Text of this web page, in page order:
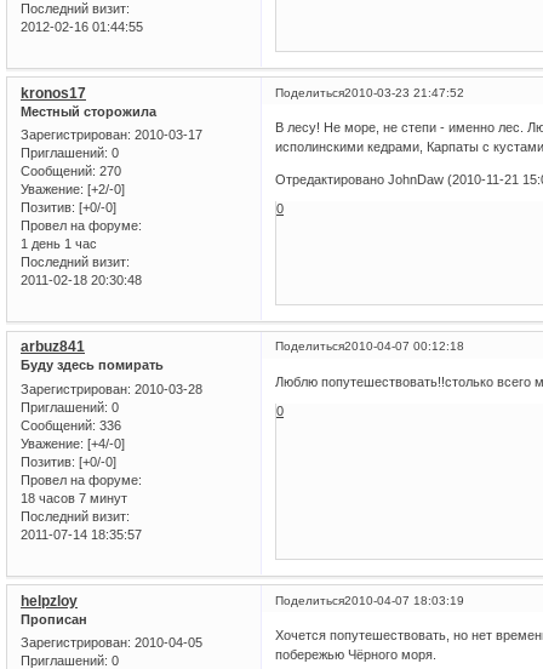
Последний визит:
2012-02-16 01:44:55
Поделиться2010-03-23 21:47:52
kronos17
Местный сторожила
Зарегистрирован: 2010-03-17
Приглашений: 0
Сообщений: 270
Уважение: [+2/-0]
Позитив: [+0/-0]
Провел на форуме:
1 день 1 час
Последний визит:
2011-02-18 20:30:48
В лесу! Не море, не степи - именно лес.
исполинскими кедрами, Карпаты с
Отредактировано JohnDaw (2010-11-21
0
Поделиться2010-04-07 00:12:18
arbuz841
Буду здесь помирать
Зарегистрирован: 2010-03-28
Приглашений: 0
Сообщений: 336
Уважение: [+4/-0]
Позитив: [+0/-0]
Провел на форуме:
18 часов 7 минут
Последний визит:
2011-07-14 18:35:57
Люблю попутешествовать!!столько всего
0
Поделиться2010-04-07 18:03:19
helpzloy
Прописан
Зарегистрирован: 2010-04-05
Приглашений: 0
Хочется попутешествовать, но нет
побережью Чёрного моря.